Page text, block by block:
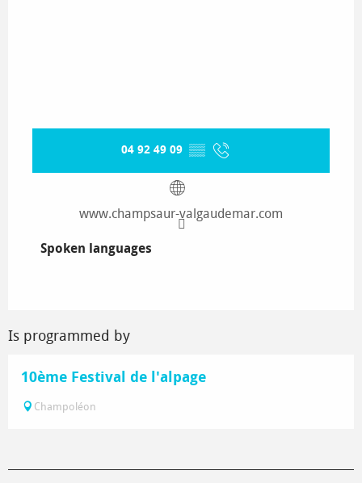
04 92 49 09 ▒▒
www.champsaur-valgaudemar.com
Spoken languages
Spoken languages
Is programmed by
10ème Festival de l'alpage
Champoléon